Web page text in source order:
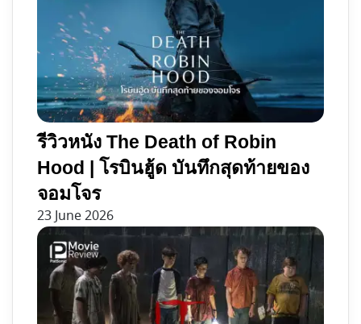
รีวิวหนัง The Death of Robin
Hood | โรบินฮู้ด บันทึกสุดท้ายของ
จอมโจร
23 June 2026